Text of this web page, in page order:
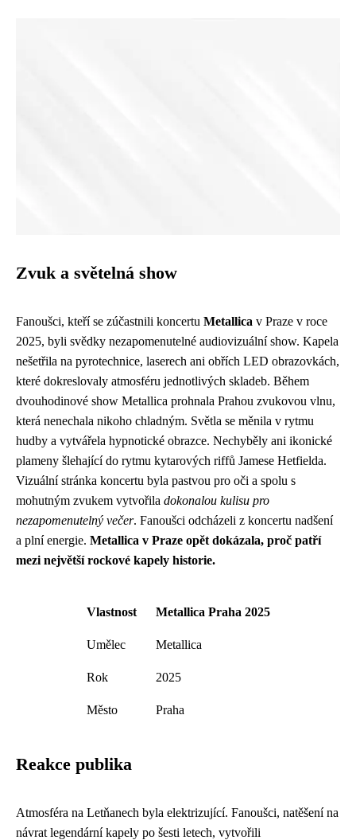
Zvuk a světelná show
Fanoušci, kteří se zúčastnili koncertu Metallica v Praze v roce
2025, byli svědky nezapomenutelné audiovizuální show. Kapela
nešetřila na pyrotechnice, laserech ani obřích LED obrazovkách,
které dokreslovaly atmosféru jednotlivých skladeb. Během
dvouhodinové show Metallica prohnala Prahou zvukovou vlnu,
která nenechala nikoho chladným. Světla se měnila v rytmu
hudby a vytvářela hypnotické obrazce. Nechyběly ani ikonické
plameny šlehající do rytmu kytarových riffů Jamese Hetfielda.
Vizuální stránka koncertu byla pastvou pro oči a spolu s
mohutným zvukem vytvořila dokonalou kulisu pro
nezapomenutelný večer. Fanoušci odcházeli z koncertu nadšení
a plní energie. Metallica v Praze opět dokázala, proč patří
mezi největší rockové kapely historie.
Vlastnost Metallica Praha 2025
Umělec Metallica
Rok 2025
Město Praha
Reakce publika
Atmosféra na Letňanech byla elektrizující. Fanoušci, natěšení na
návrat legendární kapely po šesti letech, vytvořili